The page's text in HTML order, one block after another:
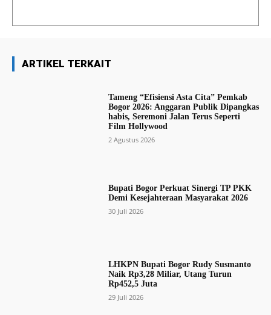
ARTIKEL TERKAIT
Tameng “Efisiensi Asta Cita” Pemkab
Bogor 2026: Anggaran Publik Dipangkas
habis, Seremoni Jalan Terus Seperti
Film Hollywood
2 Agustus 2026
Bupati Bogor Perkuat Sinergi TP PKK
Demi Kesejahteraan Masyarakat 2026
30 Juli 2026
LHKPN Bupati Bogor Rudy Susmanto
Naik Rp3,28 Miliar, Utang Turun
Rp452,5 Juta
29 Juli 2026